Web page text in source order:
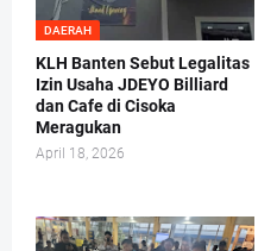
DAERAH
KLH Banten Sebut Legalitas
Izin Usaha JDEYO Billiard
dan Cafe di Cisoka
Meragukan
April 18, 2026